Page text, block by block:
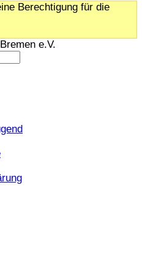
Berechtigung für die
e.V.